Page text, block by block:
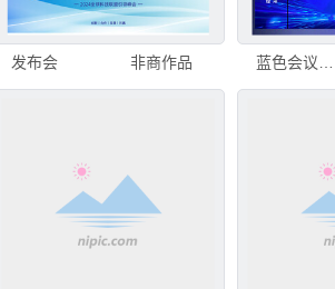
发布会 非商作品